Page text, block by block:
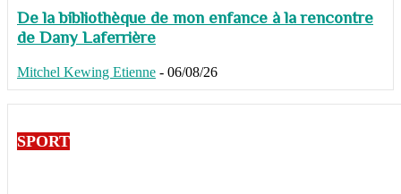
De la bibliothèque de mon enfance à la rencontre
de Dany Laferrière
Mitchel Kewing Etienne - 06/08/26
SPORT